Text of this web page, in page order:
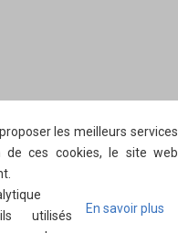
les meilleurs services
de ces cookies, le site web
En savoir plus
utilisés